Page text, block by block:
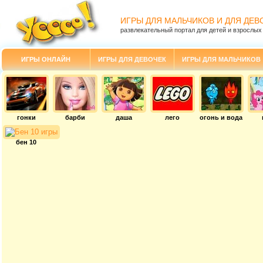
ИГРЫ ДЛЯ МАЛЬЧИКОВ И ДЛЯ
развлекательный портал для детей и взрослых
ИГРЫ ОНЛАЙН ИГРЫ ДЛЯ ДЕВОЧЕК ИГРЫ ДЛЯ МАЛЬЧИКОВ
гонки барби даша лего огонь и вода
бен 10